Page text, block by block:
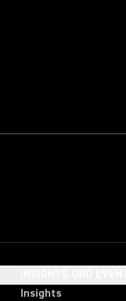
Insights